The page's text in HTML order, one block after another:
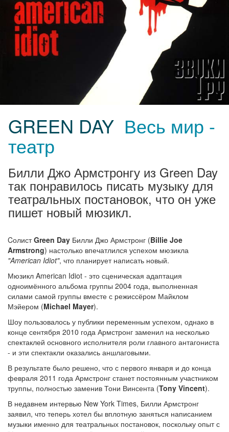
GREEN DAY Весь мир -
театр
Билли Джо Армстронгу из Green Day
так понравилось писать музыку для
театральных постановок, что он уже
пишет новый мюзикл.
CолистGreen Day Билли Джо Армстронг (Billie Joe
Armstrong) настолько впечатлился успехом мюзикла
"American Idiot", что планирует написать новый.
Мюзикл American Idiot - это сценическая адаптация
одноимённого альбома группы 2004 года, выполненная
силами самой группы вместе с режиссёром Майклом
Мэйером (Michael Mayer).
Шоу пользовалось у публики переменным успехом, однако в
конце сентября 2010 года Армстронг заменил на несколько
спектаклей основного исполнителя роли главного антагониста
- и эти спектакли оказались аншлаговыми.
В результате было решено, что с первого января и до конца
февраля 2011 года Армстронг станет постоянным участником
труппы, полностью заменив Тони Винсента (Tony Vincent).
В недавнем интервью New York Times, Билли Армстронг
заявил, что теперь хотел бы вплотную заняться написанием
музыки именно для театральных постановок, поскольку опыт с